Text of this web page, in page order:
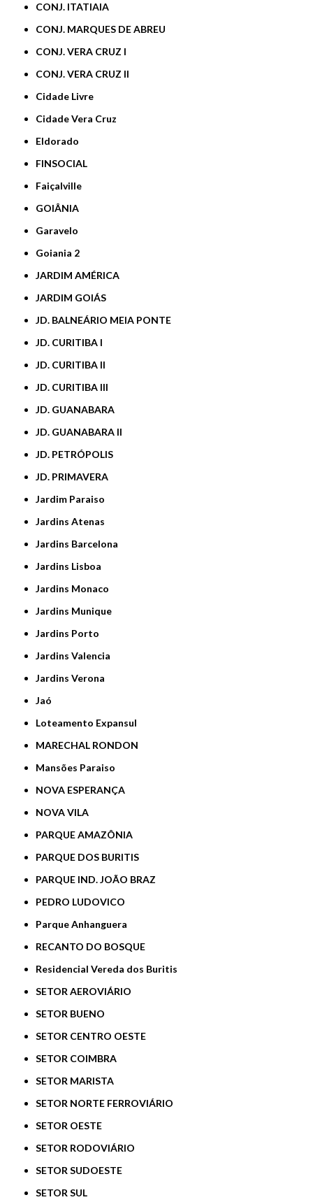
CONJ. ITATIAIA
CONJ. MARQUES DE ABREU
CONJ. VERA CRUZ I
CONJ. VERA CRUZ II
Cidade Livre
Cidade Vera Cruz
Eldorado
FINSOCIAL
Faiçalville
GOIÂNIA
Garavelo
Goiania 2
JARDIM AMÉRICA
JARDIM GOIÁS
JD. BALNEÁRIO MEIA PONTE
JD. CURITIBA I
JD. CURITIBA II
JD. CURITIBA III
JD. GUANABARA
JD. GUANABARA II
JD. PETRÓPOLIS
JD. PRIMAVERA
Jardim Paraiso
Jardins Atenas
Jardins Barcelona
Jardins Lisboa
Jardins Monaco
Jardins Munique
Jardins Porto
Jardins Valencia
Jardins Verona
Jaó
Loteamento Expansul
MARECHAL RONDON
Mansões Paraiso
NOVA ESPERANÇA
NOVA VILA
PARQUE AMAZÔNIA
PARQUE DOS BURITIS
PARQUE IND. JOÃO BRAZ
PEDRO LUDOVICO
Parque Anhanguera
RECANTO DO BOSQUE
Residencial Vereda dos Buritis
SETOR AEROVIÁRIO
SETOR BUENO
SETOR CENTRO OESTE
SETOR COIMBRA
SETOR MARISTA
SETOR NORTE FERROVIÁRIO
SETOR OESTE
SETOR RODOVIÁRIO
SETOR SUDOESTE
SETOR SUL